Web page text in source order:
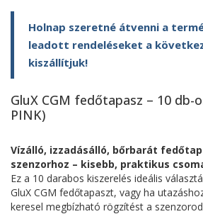
Holnap szeretné átvenni a
leadott rendeléseket a
kiszállítjuk!
GluX CGM fedőtapasz – 10 db-
PINK)
Vízálló, izzadásálló, bőrbarát
szenzorhoz – kisebb, praktikus
Ez a 10 darabos kiszerelés ideális
GluX CGM fedőtapaszt, vagy ha
keresel megbízható rögzítést a